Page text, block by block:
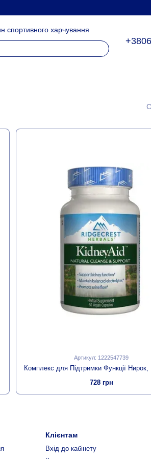
спортивного харчування
Артикул: 1222547739
728 грн
Клієнтам
Вхід до кабінету